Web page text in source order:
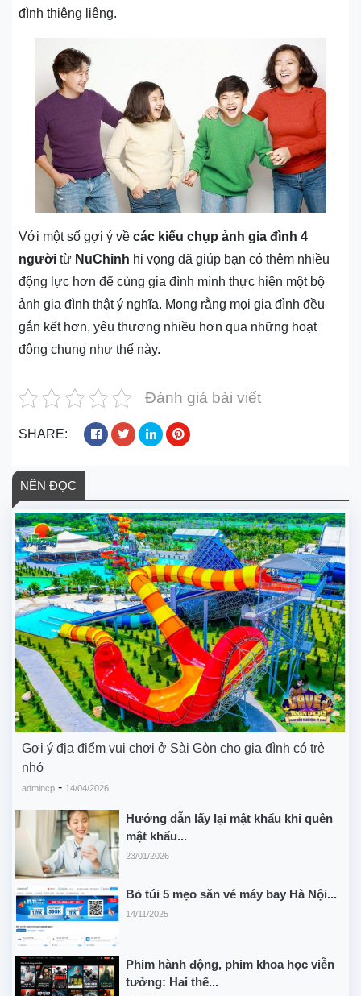
đình thiêng liêng.
Với một số gợi ý về các kiểu chụp ảnh gia đình 4
người từ NuChinh hi vọng đã giúp bạn có thêm nhiều
động lực hơn để cùng gia đình mình thực hiện một bộ
ảnh gia đình thật ý nghĩa. Mong rằng mọi gia đình đều
gắn kết hơn, yêu thương nhiều hơn qua những hoạt
động chung như thế này.
Đánh giá bài viết
SHARE:
NÊN ĐỌC
Gợi ý địa điểm vui chơi ở Sài Gòn cho gia đình có trẻ
nhỏ
admincp - 14/04/2026
Hướng dẫn lấy lại mật khẩu khi quên
mật khẩu...
23/01/2026
Bỏ túi 5 mẹo săn vé máy bay Hà Nội...
14/11/2025
Phim hành động, phim khoa học viễn
tưởng: Hai thể...